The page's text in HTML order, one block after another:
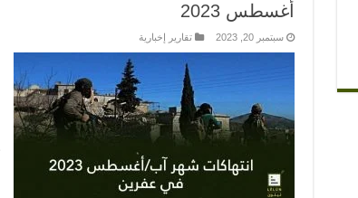
أغسطس 2023
سبتمبر 20, 2023 تقارير إخبارية